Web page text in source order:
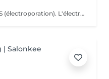
MESOTHERAPIE SANS AIGUILLES (électroporation). L'électromésothérapie est une technique médicale non invasive qui utilise des impulsions électriques pour améliorer l'apparence de la peau et le bien-être général. C'est une méthode sûre et efficace pour traiter une variété de problèmes de peau, des rides aux cicatrices d'acné, et elle est devenue une composante essentielle de nombreuses pratiques esthétiques. La mésothérapie sans aiguilles est également efficace pour le remodelage corporel et la réduction de la cellulite. Elle peut aider à tonifier les muscles et à éliminer les dépôts de graisse, aidant ainsi les clients à obtenir une silhouette plus ferme et plus sculptée. Cette technique utilise des courants électriques faibles intensité pour faire traverser la surface protectrice de la peau et les membranes cellulaires aux substances actives choisis selon des besoins et des effets attendus (p.ex., des enzymes et des produits favorisants le drainage lymphatique). Voici quelques-unes des principales contre-indications à l'électromésothérapie : Maladies cardiaques et porteurs de pacemaker Grossesse Épilepsie Cancers de la peau Diabète avancé Infections cutanées actives ou irritations cutanées graves Nombre de séances est établi selon des besoins et des résultats recherchés.